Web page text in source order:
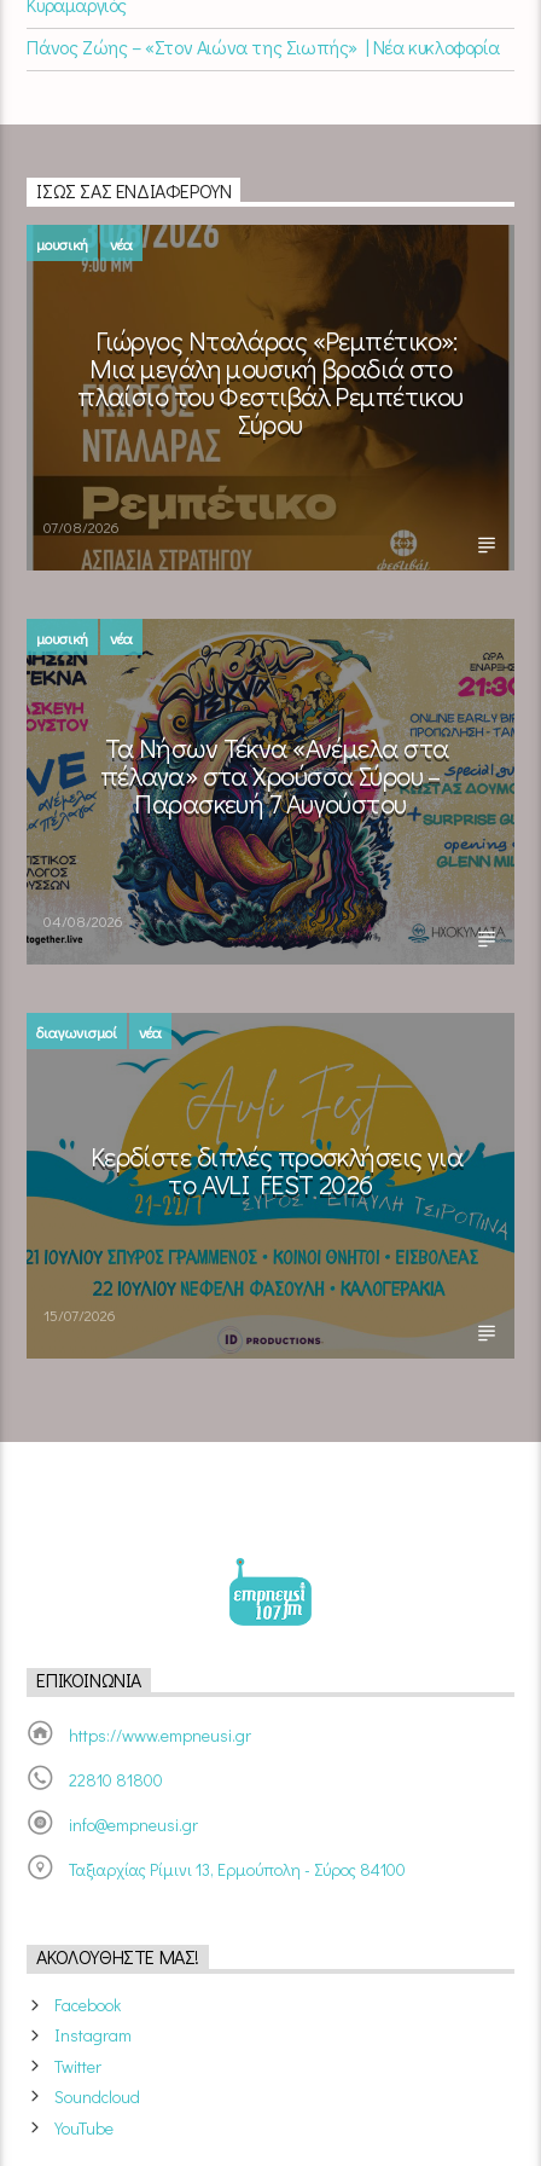
Πάνος Ζώης – «Στον Αιώνα της Σιωπής» | Νέα κυκλοφορία
ΊΣΩΣ ΣΑΣ ΕΝΔΙΑΦΈΡΟΥΝ
μουσική νέα
Γιώργος Νταλάρας «Ρεμπέτικο»:
Μια μεγάλη μουσική βραδιά στο
πλαίσιο του Φεστιβάλ Ρεμπέτικου
Σύρου
07/08/2026
μουσική νέα
Τα Νήσων Τέκνα «Ανέμελα στα
πέλαγα» στα Χρούσσα Σύρου –
Παρασκευή 7 Αυγούστου
04/08/2026
διαγωνισμοί νέα
Κερδίστε διπλές προσκλήσεις για
το AVLI FEST 2026
15/07/2026
ΕΠΙΚΟΙΝΩΝΊΑ
https://www.empneusi.gr
22810 81800
info@empneusi.gr
Ταξιαρχίας Ρίμινι 13, Ερμούπολη - Σύρος 84100
ΑΚΟΛΟΥΘΉΣΤΕ ΜΑΣ!
Facebook
Instagram
Twitter
Soundcloud
YouTube